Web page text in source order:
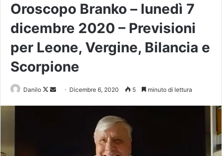
Oroscopo Branko – lunedì 7
dicembre 2020 – Previsioni
per Leone, Vergine, Bilancia e
Scorpione
Danilo Dicembre 6, 2020 5 minuto di lettura